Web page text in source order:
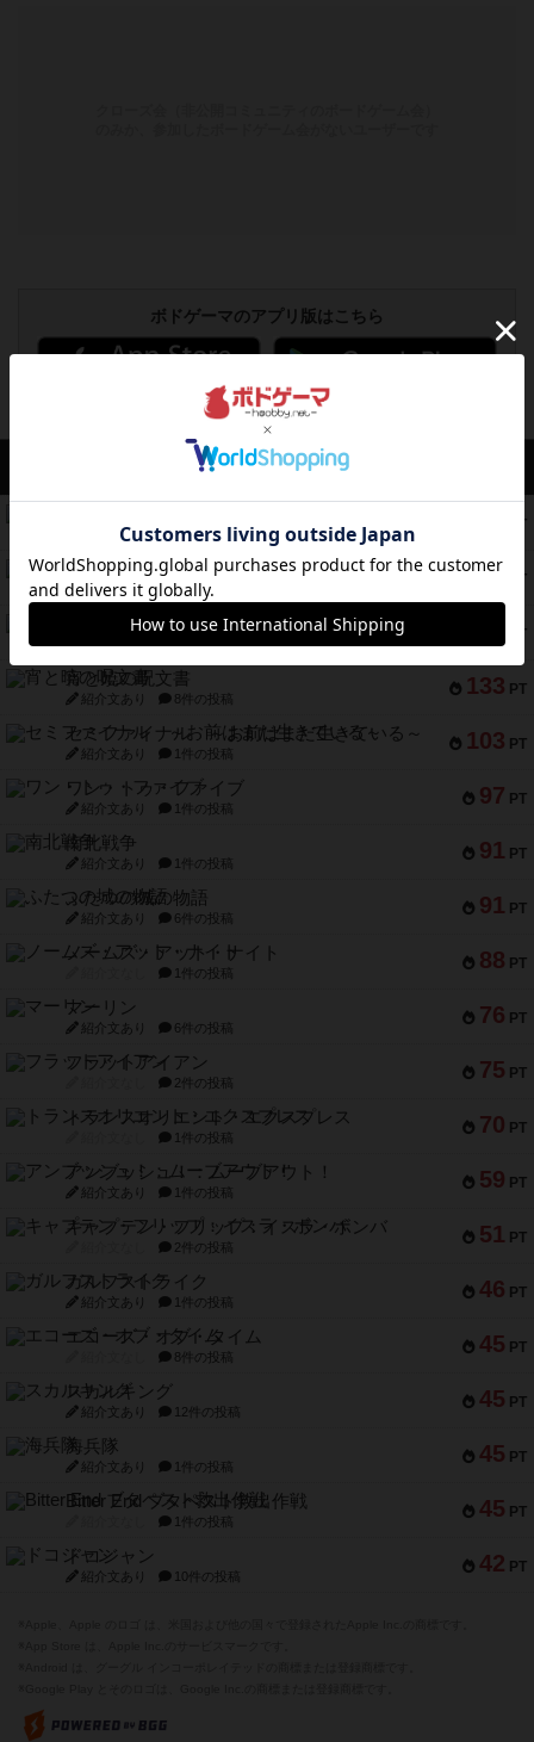
ボドゲーマのアプリ版はこちら
アクセス数 急上昇中
PT
紹介文あり 2件の投稿
389 PT
リワイルド：サウスアメリカ
紹介文なし 2件の投稿
PT
アンダー・ザ・テーブラー
紹介文あり 1件の投稿
133 PT
宵と暁の呪文書
紹介文あり 8件の投稿
103 PT
セミファイナル ～お前はまだ生きている～
紹介文あり 1件の投稿
97 PT
ワン・トゥ・ファイブ
紹介文あり 1件の投稿
91 PT
南北戦争
紹介文あり 1件の投稿
91 PT
ふたつの城の物語
紹介文あり 6件の投稿
88 PT
ノームズ・アット・ナイト
1件の投稿
76 PT
マーリン
紹介文あり 6件の投稿
75 PT
フラットアイアン
2件の投稿
70 PT
トランスオリエント・エクスプレス
1件の投稿
59 PT
アンブッシュ！：ムーブアウト！
紹介文あり 1件の投稿
51 PT
キャプテン・フリップ：イスラ・ボンバ
2件の投稿
46 PT
ガルフストライク
紹介文あり 1件の投稿
45 PT
エコーズ・オブ・タイム
8件の投稿
45 PT
スカルキング
紹介文あり 12件の投稿
45 PT
海兵隊
紹介文あり 1件の投稿
45 PT
Bitter End ブタペスト救出作戦
1件の投稿
42 PT
ドコジャン
紹介文あり 10件の投稿